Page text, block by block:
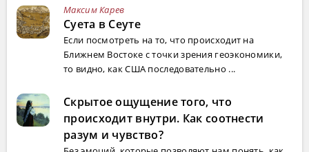
Максим Карев
Суета в Сеуте
Если посмотреть на то, что происходит на
Ближнем Востоке с точки зрения геоэкономики,
то видно, как США последовательно ...
Скрытое ощущение того, что
происходит внутри. Как соотнести
разум и чувство?